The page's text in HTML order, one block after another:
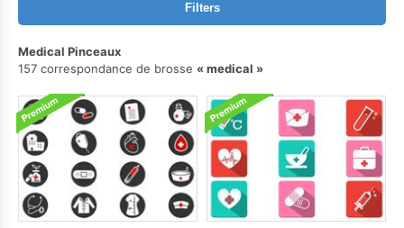
Filters
Medical Pinceaux
157 correspondance de brosse
medical